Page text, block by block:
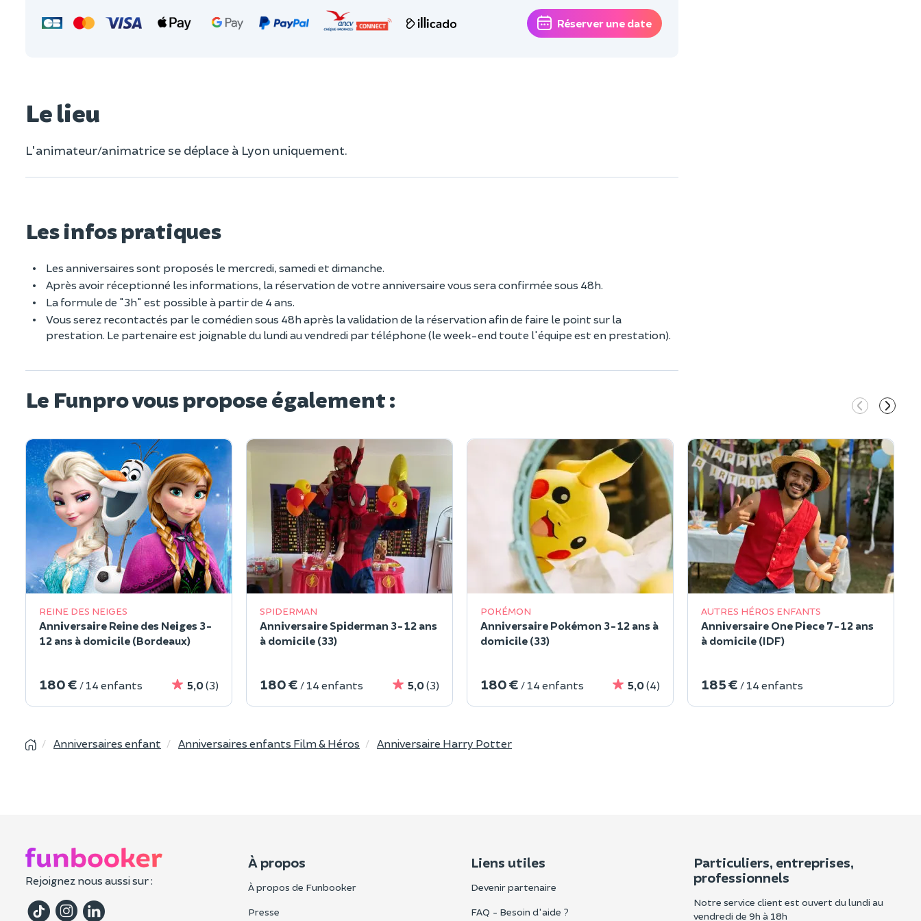
Réserver une date
Le lieu
L'animateur/animatrice se déplace à Lyon uniquement.
Les infos pratiques
Les anniversaires sont proposés le mercredi, samedi et dimanche.
Après avoir réceptionné les informations, la réservation de votre anniversaire vous sera confirmée sous 48h.
La formule de "3h" est possible à partir de 4 ans.
Vous serez recontactés par le comédien sous 48h après la validation de la réservation afin de faire le point sur la
prestation. Le partenaire est joignable du lundi au vendredi par téléphone (le week-end toute l'équipe est en prestation).
Le Funpro vous propose également :
REINE DES NEIGES
Anniversaire Reine des Neiges 3-
12 ans à domicile (Bordeaux)
180 € / 14 enfants 5,0(3)
SPIDERMAN
Anniversaire Spiderman 3-12 ans
à domicile (33)
180 € / 14 enfants 5,0(3)
POKÉMON
Anniversaire Pokémon 3-12 ans à
domicile (33)
180 € / 14 enfants 5,0(4)
AUTRES HÉROS ENFANTS
Anniversaire One Piece 7-12 ans
à domicile (IDF)
185 € / 14 enfants
Anniversaires enfant Anniversaires enfants Film & Héros Anniversaire Harry Potter
Rejoignez nous aussi sur :
À propos
À propos de Funbooker
Presse
Liens utiles
Devenir partenaire
FAQ - Besoin d'aide ?
Particuliers, entreprises,
professionnels
Notre service client est ouvert du lundi au
vendredi de 9h à 18h